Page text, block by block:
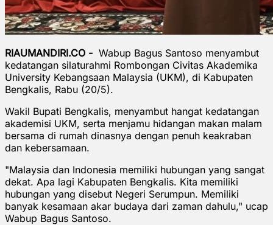
RIAUMANDIRI.CO - Wabup Bagus Santoso menyambut
kedatangan silaturahmi Rombongan Civitas Akademika
University Kebangsaan Malaysia (UKM), di Kabupaten
Bengkalis, Rabu (20/5).
Wakil Bupati Bengkalis, menyambut hangat kedatangan
akademisi UKM, serta menjamu hidangan makan malam
bersama di rumah dinasnya dengan penuh keakraban
dan kebersamaan.
"Malaysia dan Indonesia memiliki hubungan yang sangat
dekat. Apa lagi Kabupaten Bengkalis. Kita memiliki
hubungan yang disebut Negeri Serumpun. Memiliki
banyak kesamaan akar budaya dari zaman dahulu," ucap
Wabup Bagus Santoso.